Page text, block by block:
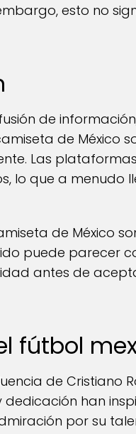
esto no
de
de México
Las
lo que a menudo
de México
puede parecer
antes de
fútbol
de Cristiano
dedicación han
por su